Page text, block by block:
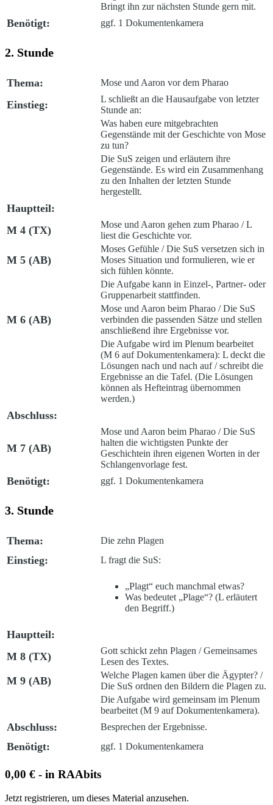
Bringt ihn zur nächsten Stunde gern mit.
Benötigt: ggf. 1 Dokumentenkamera
2. Stunde
Thema: Mose und Aaron vor dem Pharao
Einstieg:
L schließt an die Hausaufgabe von letzter
Stunde an:
Was haben eure mitgebrachten
Gegenstände mit der Geschichte von Mose
zu tun?
Die SuS zeigen und erläutern ihre
Gegenstände. Es wird ein Zusammenhang
zu den Inhalten der letzten Stunde
hergestellt.
Hauptteil:
M 4 (TX)
Mose und Aaron gehen zum Pharao /L
liest die Geschichte vor.
M 5 (AB)
Moses Gefühle /Die SuS versetzen sich in
Moses Situation und formulieren, wie er
sich fühlen könnte.
Die Aufgabe kann in Einzel-, Partner- oder
Gruppenarbeit stattfinden.
M 6 (AB)
Mose und Aaron beim Pharao /Die SuS
verbinden die passenden Sätze und stellen
anschließend ihre Ergebnisse vor.
Die Aufgabe wird im Plenum bearbeitet
(M 6 auf Dokumentenkamera): L deckt die
Lösungen nach und nach auf / schreibt die
Ergebnisse an die Tafel. (Die Lösungen
können als Hefteintrag übernommen
werden.)
Abschluss:
M 7 (AB)
Mose und Aaron beim Pharao /Die SuS
halten die wichtigsten Punkte der
Geschichtein ihren eigenen Worten in der
Schlangenvorlage fest.
Benötigt: ggf. 1 Dokumentenkamera
3. Stunde
Thema: Die zehn Plagen
Einstieg: L fragt die SuS:
„Plagt“ euch manchmal etwas?
Was bedeutet „Plage“? (L erläutert
den Begriff.)
Hauptteil:
M 8 (TX)
Gott schickt zehn Plagen /Gemeinsames
Lesen des Textes.
M 9 (AB)
Welche Plagen kamen über die Ägypter? /
Die SuS ordnen den Bildern die Plagen zu.
Die Aufgabe wird gemeinsam im Plenum
bearbeitet (M 9 auf Dokumentenkamera).
Abschluss: Besprechen der Ergebnisse.
Benötigt: ggf. 1 Dokumentenkamera
0,00 € - in RAAbits
Jetzt registrieren, um dieses Material anzusehen.